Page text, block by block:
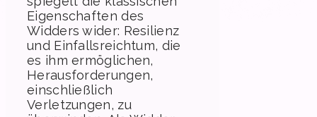
Eigenschaften des
Widders wider: Resilienz
und Einfallsreichtum, die
es ihm ermöglichen,
Herausforderungen,
einschließlich
Verletzungen, zu